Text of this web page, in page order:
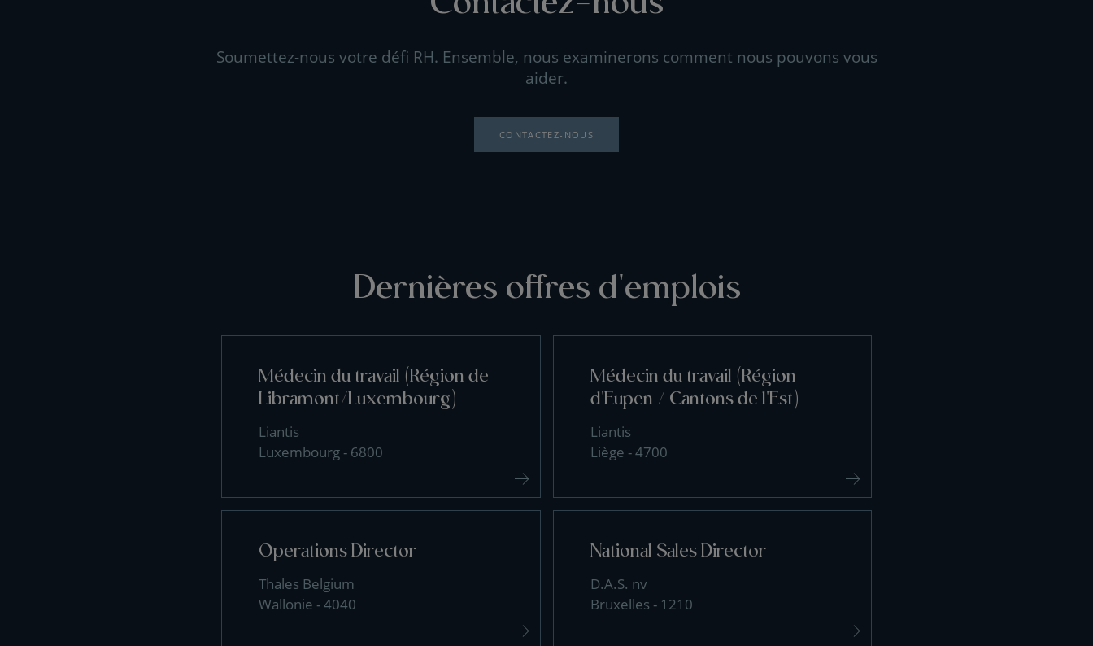
Soumettez-nous votre défi RH. Ensemble, nous examinerons comment nous pouvons vous
aider.
CONTACTEZ-NOUS
Dernières offres d'emplois
Médecin du travail (Région de
Libramont/Luxembourg)
Liantis
Luxembourg - 6800
Médecin du travail (Région
d'Eupen / Cantons de l'Est)
Liantis
Liège - 4700
Operations Director
Thales Belgium
Wallonie - 4040
National Sales Director
D.A.S. nv
Bruxelles - 1210